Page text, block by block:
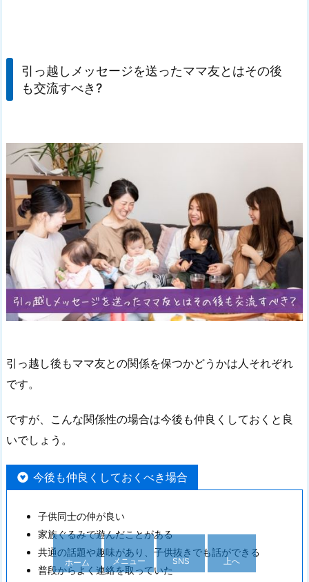
引っ越しメッセージを送ったママ友とはその後
も交流すべき?
引っ越し後もママ友との関係を保つかどうかは人それぞれ
です。
ですが、こんな関係性の場合は今後も仲良くしておくと良
いでしょう。
今後も仲良くしておくべき場合
子供同士の仲が良い
家族ぐるみで遊んだことがある
共通の話題や趣味があり、子供抜きでも話ができる
普段からよく連絡を取っていた
ホーム メニュー SNS 上へ